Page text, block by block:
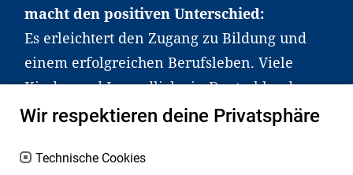
macht den positiven Unterschied:
Es erleichtert den Zugang zu Bildung und
einem erfolgreichen Berufsleben. Viele
Kinder und Jugendliche in Deutschland
haben aber große Schwierigkeiten dabei.
an Familien sowie an Erzieher*innen,
Wir respektieren deine Privatsphäre
Technische Cookies